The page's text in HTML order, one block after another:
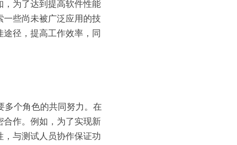
，为了达到提高软件性能
些尚未被广泛应用的技
径，提高工作效率，同
合作。例如，为了实现新
与测试人员协作保证功